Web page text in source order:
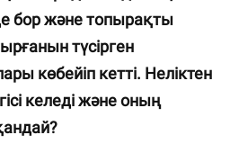
бор және топырақты
түсірген
көбейіп кетті. Неліктен
келеді және оның